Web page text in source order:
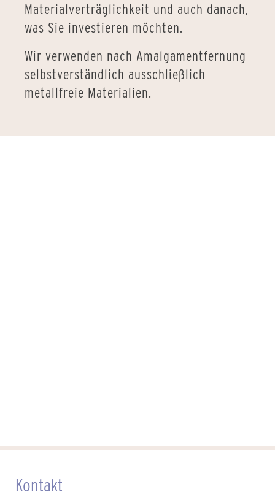
Materialverträglichkeit und auch danach,
was Sie investieren möchten.
Wir verwenden nach Amalgamentfernung
selbstverständlich ausschließlich
metallfreie Materialien.
Kontakt